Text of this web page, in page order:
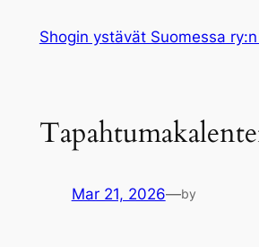
Shogin ystävät Suomessa
Mar 21, 2026—by